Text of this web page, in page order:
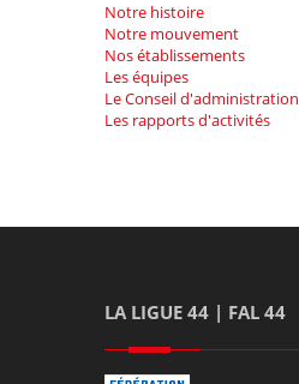
Notre histoire
Notre mouvement
Nos établissements
Les équipes
Le Conseil d'administration
Les rapports d'activités
LA LIGUE 44 | FAL 44